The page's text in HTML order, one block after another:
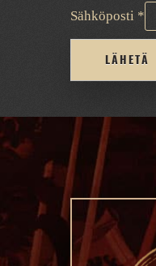
Sähköposti *